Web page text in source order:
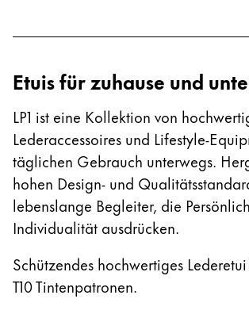
LAMY School
DE /AT
English
Naher Osten
Diese Region enthält Länder mit
Ozeanien
Diese Region enthält Länder mit
Registrieren
Registrieren
Etuis für zuhause und
LP1 ist eine Kollektion von
Lederaccessoires und Lifestyle-
täglichen Gebrauch unterwegs.
hohen Design- und
lebenslange Begleiter, die
Individualität ausdrücken.
Schützendes hochwertiges
T10 Tintenpatronen.